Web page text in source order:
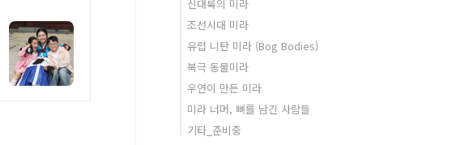
신대륙의 미라
조선시대 미라
유럽 니탄 미라 (Bog Bodies)
북극 동물미라
우연이 만든 미라
미라 너머, 뼈를 남긴 사람들
기타_준비중